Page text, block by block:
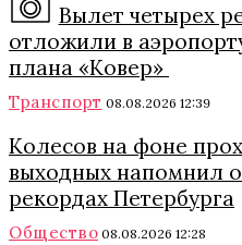
Вылет четырех
отложили в
плана «Ковер»
Транспорт 08.08.2026 12:39
Колесов на фоне
выходных напомнил
рекордах Петербурга
Общество 08.08.2026 12:28